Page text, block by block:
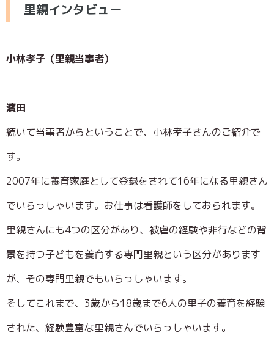
里親インタビュー
小林孝子（里親当事者）
濱田
続いて当事者からということで、小林孝子さんのご紹介で
す。
2007年に養育家庭として登録をされて16年になる里親さん
でいらっしゃいます。お仕事は看護師をしておられます。
里親さんにも4つの区分があり、被虐の経験や非行などの背
景を持つ子どもを養育する専門里親という区分があります
が、その専門里親でもいらっしゃいます。
そしてこれまで、3歳から18歳まで6人の里子の養育を経験
された、経験豊富な里親さんでいらっしゃいます。